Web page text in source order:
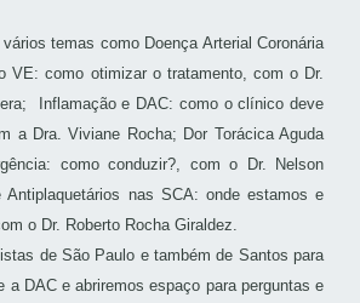
temas como Doença Arterial Coronária
VE: como otimizar o tratamento, com o Dr.
Inflamação e DAC: como o clínico deve
a Dra. Viviane Rocha; Dor Torácica Aguda
como conduzir?, com o Dr. Nelson
Antiplaquetários nas SCA: onde estamos e
o Dr. Roberto Rocha Giraldez.
de São Paulo e também de Santos para
a DAC e abriremos espaço para perguntas e